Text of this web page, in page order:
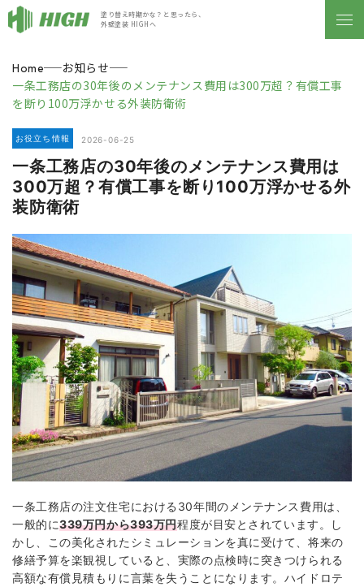
塗り替え時期かな？と思ったら、
外壁塗装 HIGHへ
Home
お知らせ
一条工務店の30年後のメンテナンス費用は300万超？有償工事
を断り100万浮かせる外装防衛術
お役立ち情報 2026-06-25
一条工務店の30年後のメンテナンス費用は
300万超？有償工事を断り100万浮かせる外
装防衛術
一条工務店の注文住宅における30年間のメンテナンス費用は、
一般的に339万円から393万円程度が目安とされています。し
かし、この美化されたシミュレーションを真に受けて、将来の
修繕予算を楽観視していると、実際の点検時に突きつけられる
高額な有償見積もりに言葉を失うことになります。ハイドロテ